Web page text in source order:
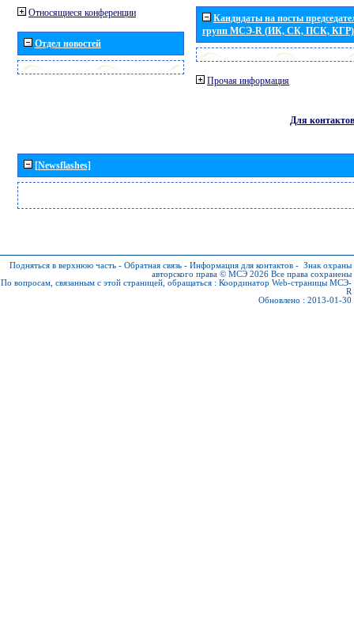
Относящиеся конференции
Отдел новостей
Кандидаты на посты
групп МСЭ-R (ИК, СК, ПСК, КГР)
Прочая информация
Для контактов
[Newsflashes]
Подняться в верхнюю часть - Обратная связь - Информация для контактов - Знак охраны
авторского права © МСЭ 2026 Все права сохранены
По вопросам, связанным с этой страницей, обращаться : Координатор Web-страницы МСЭ-
R
Обновлено : 2013-01-30